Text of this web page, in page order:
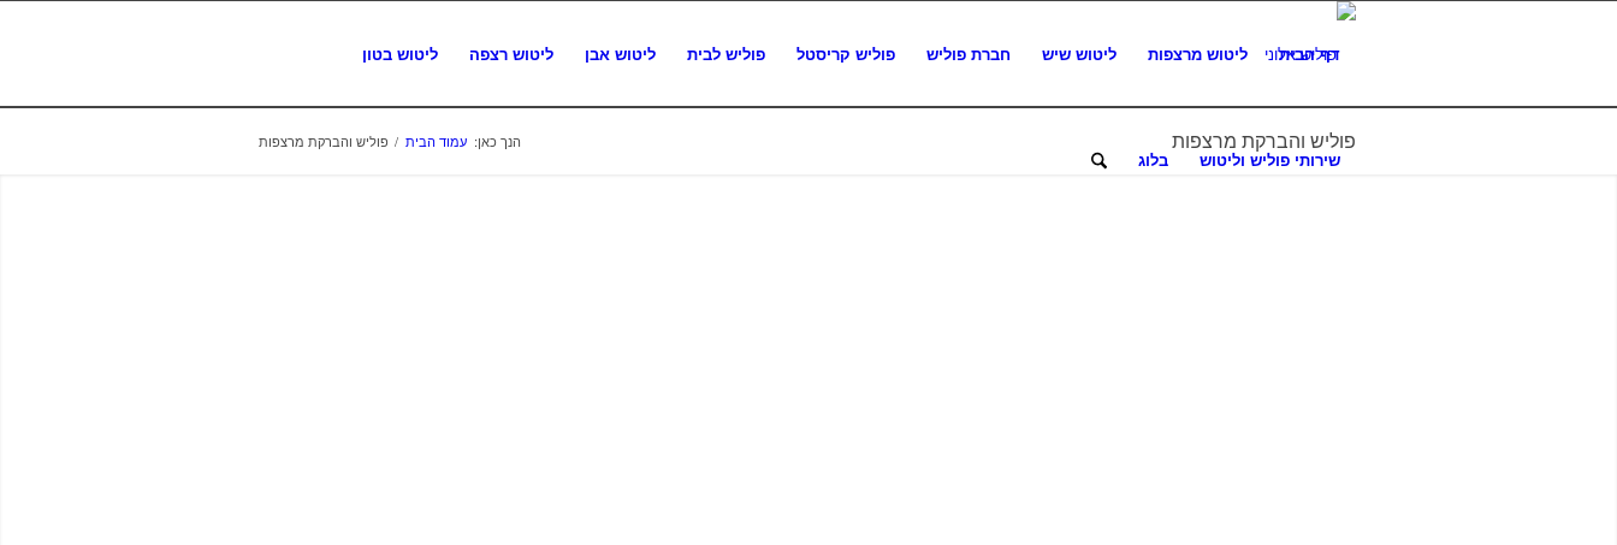
דף הבית ליטוש מרצפות ליטוש שיש חברת פוליש פוליש קריסטל פוליש לבית ליטוש אבן ליטוש רצפה ליטוש בטון
שירותי פוליש וליטוש בלוג
פוליש והברקת מרצפות הנך כאן: עמוד הבית / פוליש והברקת מרצפות